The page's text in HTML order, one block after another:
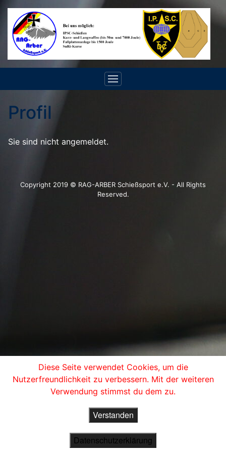
Profil
Sie sind nicht angemeldet.
Copyright 2019 © RAG-ARBER Schießsport e.V. - All Rights
Reserved.
Diese Seite verwendet Cookies, um die
Nutzerfreundlichkeit zu verbessern. Mit der weiteren
Verwendung stimmst du dem zu.
Verstanden
Datenschutzerklärung